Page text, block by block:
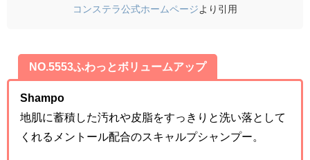
コンステラ公式ホームページより引用
NO.5553ふわっとボリュームアップ
Shampo
地肌に蓄積した汚れや皮脂をすっきりと洗い落として
くれるメントール配合のスキャルプシャンプー。